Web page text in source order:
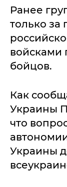
Ранее
только за
войсками
бойцов.
Как
Украины
что
Украины